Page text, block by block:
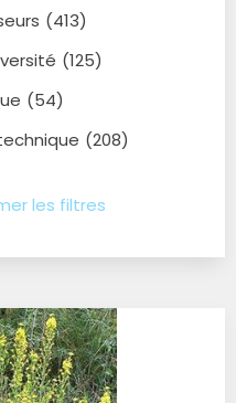
(413)
(125)
(54)
(208)
les filtres